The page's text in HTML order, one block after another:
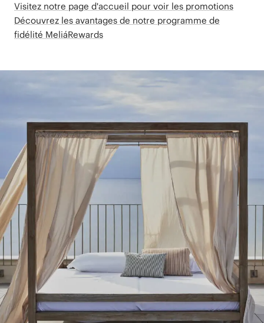
Visitez notre page d'accueil pour voir les promotions
Découvrez les avantages de notre programme de
fidélité MeliáRewards